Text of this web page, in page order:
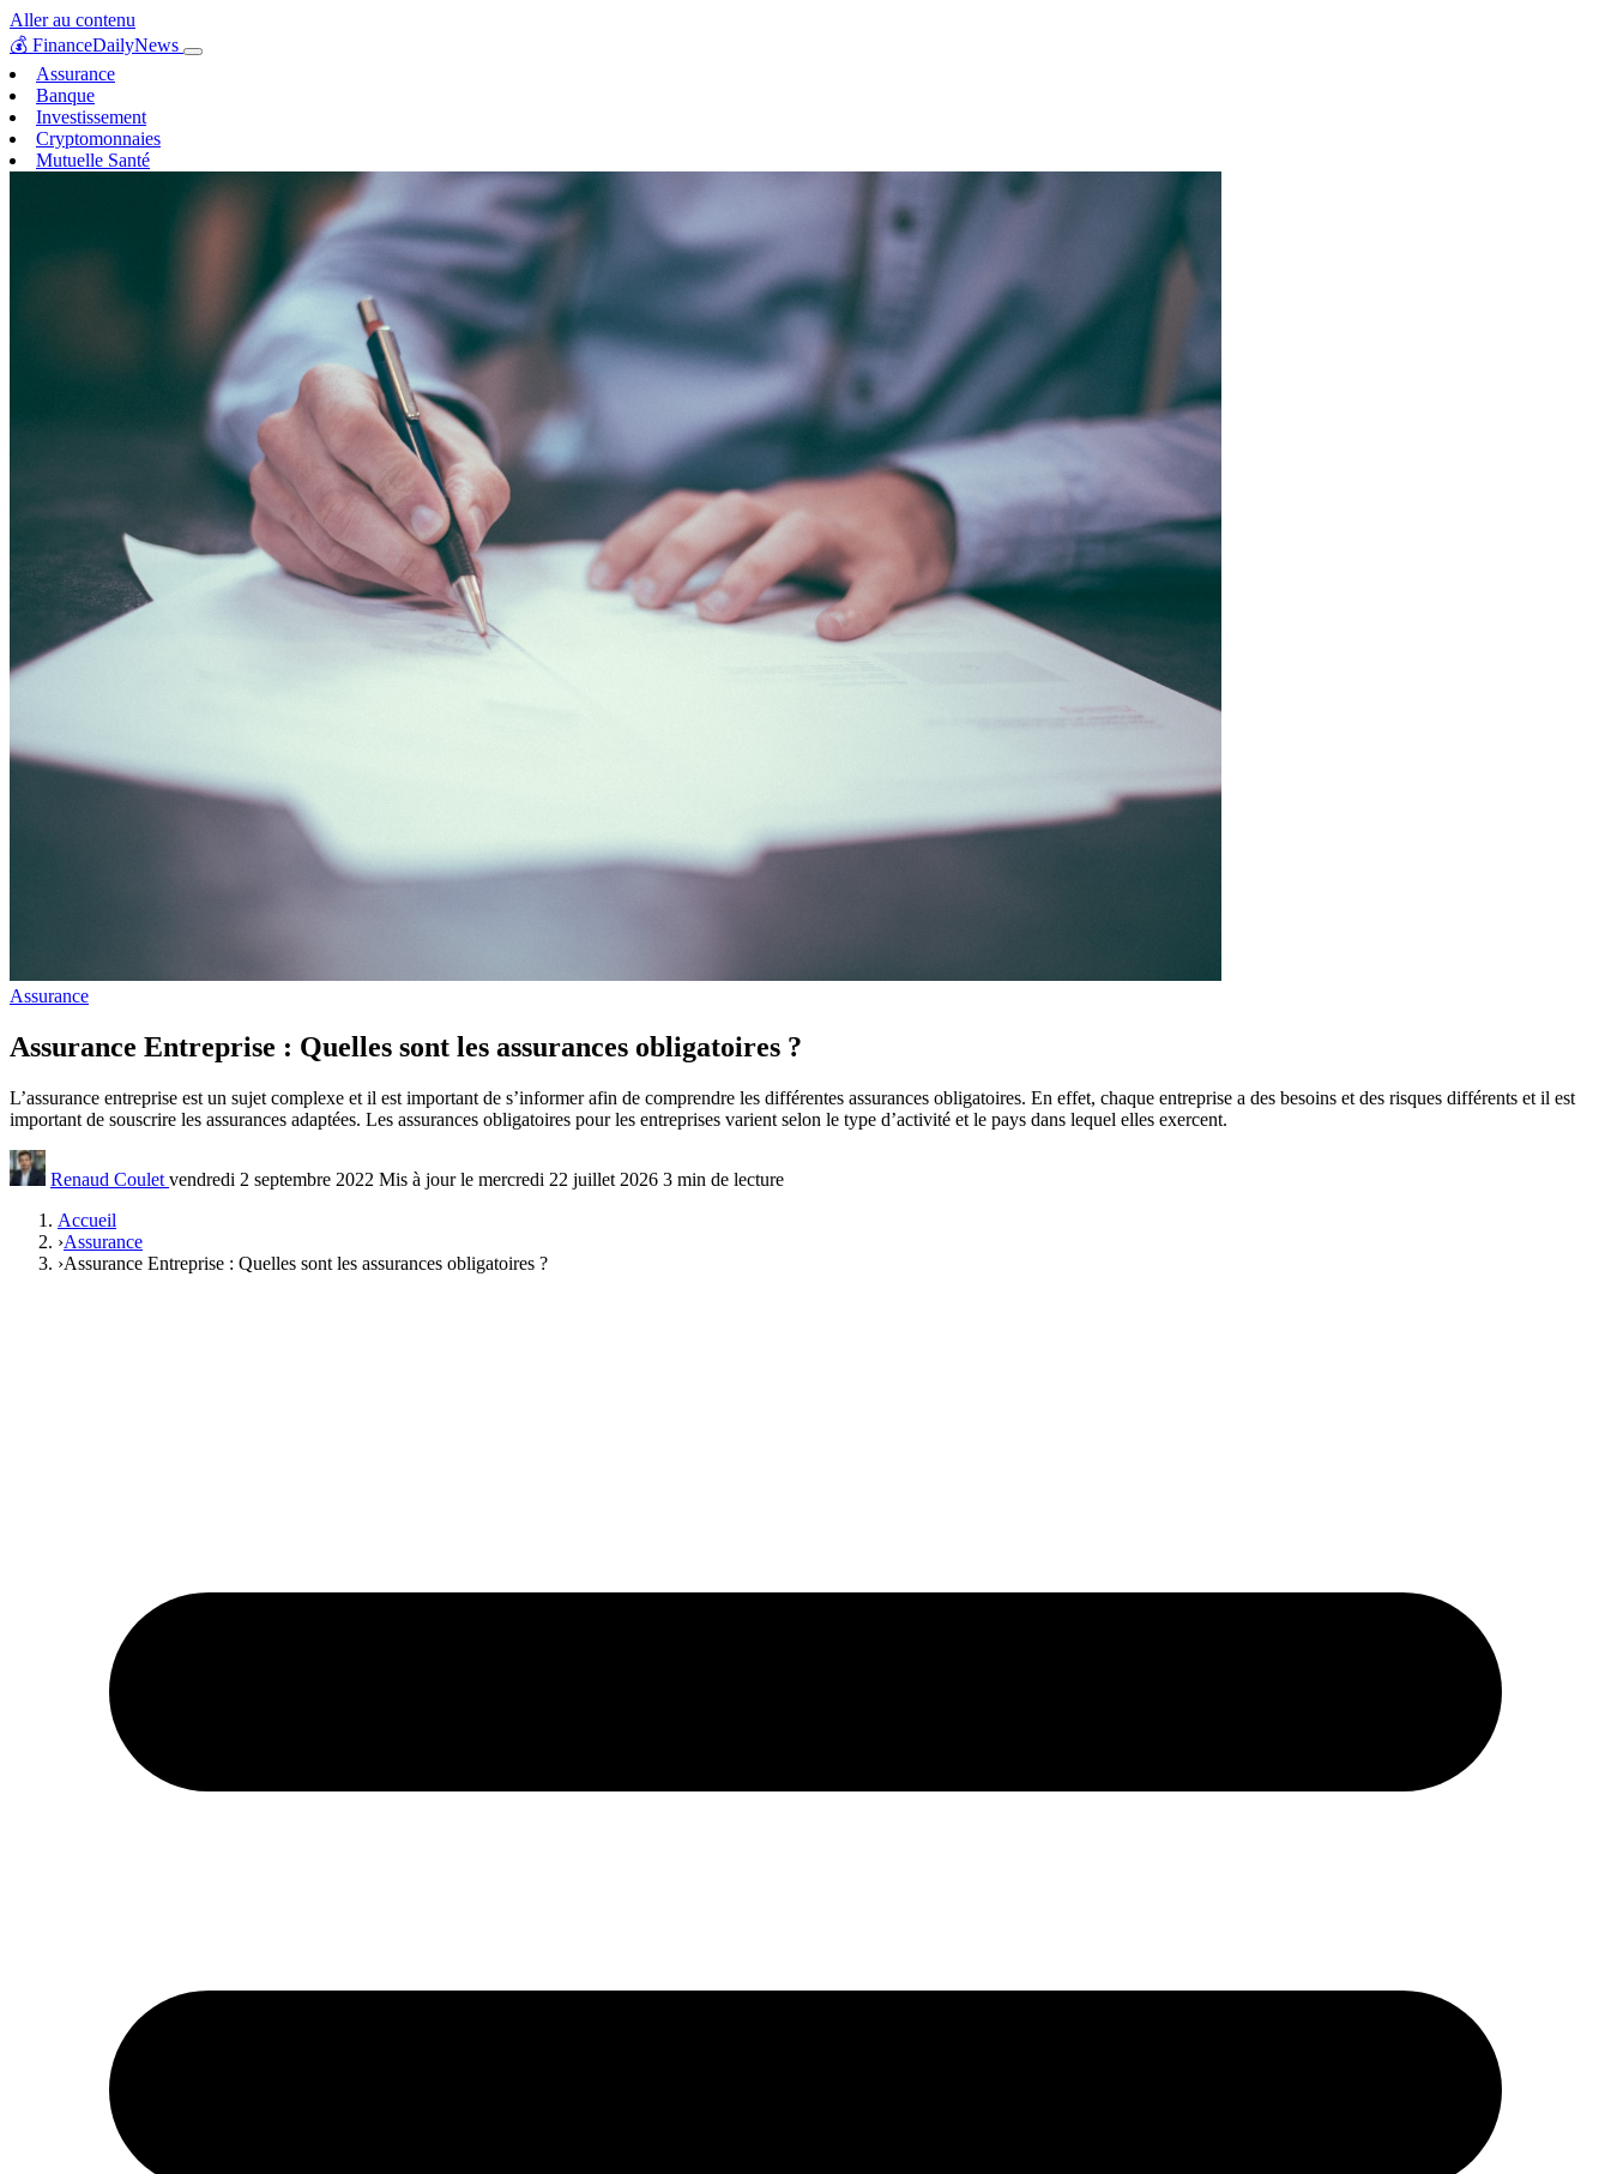
Aller au contenu
💰 FinanceDailyNews
Assurance
Banque
Investissement
Cryptomonnaies
Mutuelle Santé
Assurance
Assurance Entreprise : Quelles sont les assurances obligatoires ?
L’assurance entreprise est un sujet complexe et il est important de s’informer afin de comprendre les différentes assurances obligatoires. En effet, chaque entreprise a des besoins et des risques différents et il est
important de souscrire les assurances adaptées. Les assurances obligatoires pour les entreprises varient selon le type d’activité et le pays dans lequel elles exercent.
Renaud Coulet vendredi 2 septembre 2022 Mis à jour le mercredi 22 juillet 2026 3 min de lecture
Accueil
›Assurance
›Assurance Entreprise : Quelles sont les assurances obligatoires ?